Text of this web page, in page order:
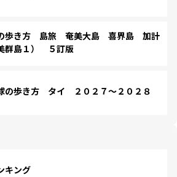
歩き方 島旅 奄美大島 喜界島 加計
群島１） ５訂版
の歩き方 タイ ２０２７～２０２８
キング